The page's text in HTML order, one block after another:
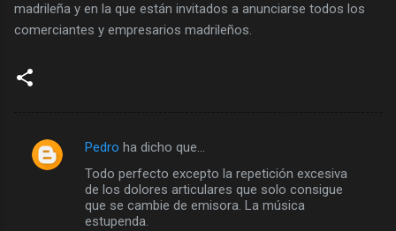
madrileña y en la que están invitados a anunciarse todos los
comerciantes y empresarios madrileños.
C
Pedro ha dicho que…
Todo perfecto excepto la repetición excesiva
de los dolores articulares que solo consigue
que se cambie de emisora. La música
estupenda.